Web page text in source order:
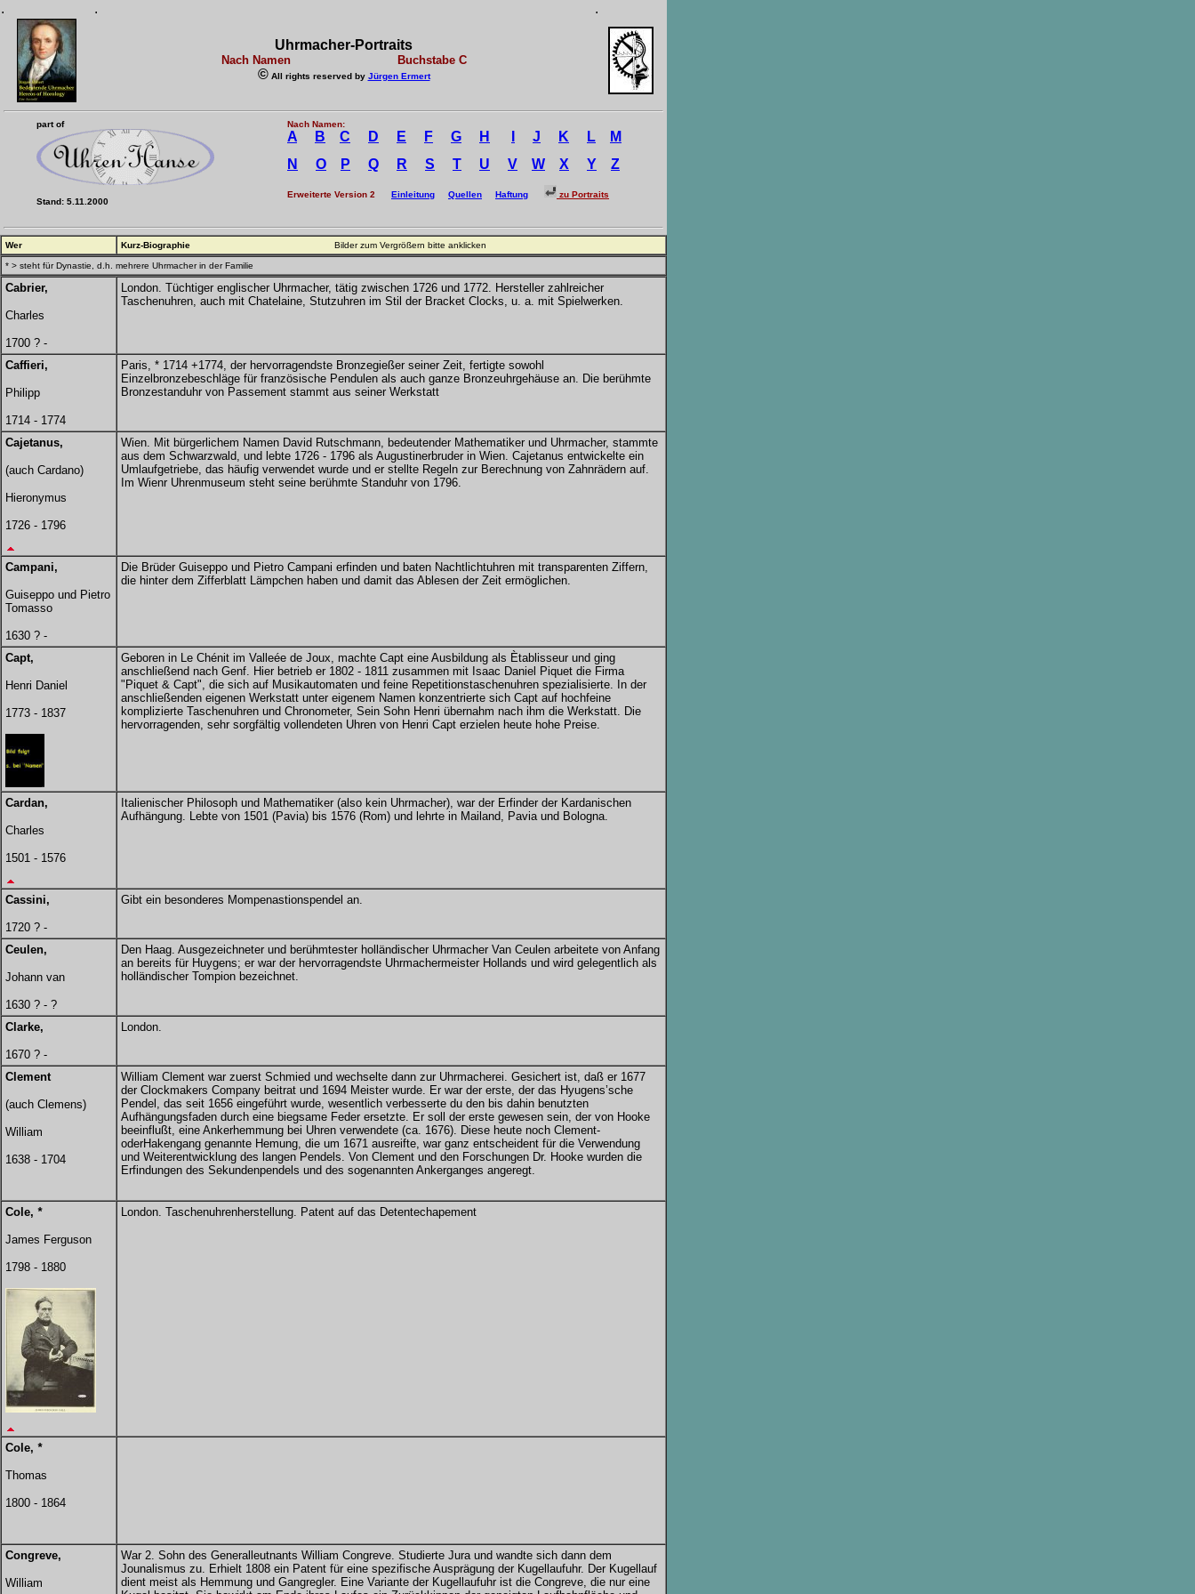
. . .
Uhrmacher-Portraits
Nach Namen Buchstabe C
©All rights reserved by Jürgen Ermert
part of
Stand: 5.11.2000
Nach Namen:
A B C D E F G H J K L
M
N
O P Q R S T U V W X Y Z
Erweiterte Version 2 Einleitung Quellen Haftung zu Portraits
Wer Kurz-Biographie Bilder zum Vergrößern bitte anklicken
* > steht für Dynastie, d.h. mehrere Uhrmacher in der Familie
Cabrier,
Charles
1700 ? -
London. Tüchtiger englischer Uhrmacher, tätig zwischen 1726 und 1772. Hersteller zahlreicher
Taschenuhren, auch mit Chatelaine, Stutzuhren im Stil der Bracket Clocks, u. a. mit Spielwerken.
Caffieri,
Philipp
1714 - 1774
Paris, * 1714 +1774, der hervorragendste Bronzegießer seiner Zeit, fertigte sowohl
Einzelbronzebeschläge für französische Pendulen als auch ganze Bronzeuhrgehäuse an. Die berühmte
Bronzestanduhr von Passement stammt aus seiner Werkstatt
Cajetanus,
(auch Cardano)
Hieronymus
1726 - 1796
Wien. Mit bürgerlichem Namen David Rutschmann, bedeutender Mathematiker und Uhrmacher, stammte
aus dem Schwarzwald, und lebte 1726 - 1796 als Augustinerbruder in Wien. Cajetanus entwickelte ein
Umlaufgetriebe, das häufig verwendet wurde und er stellte Regeln zur Berechnung von Zahnrädern auf.
Im Wienr Uhrenmuseum steht seine berühmte Standuhr von 1796.
Campani,
Guiseppo und Pietro
Tomasso
1630 ? -
Die Brüder Guiseppo und Pietro Campani erfinden und baten Nachtlichtuhren mit transparenten Ziffern,
die hinter dem Zifferblatt Lämpchen haben und damit das Ablesen der Zeit ermöglichen.
Capt,
Henri Daniel
1773 - 1837
Geboren in Le Chénit im Valleée de Joux, machte Capt eine Ausbildung als Ètablisseur und ging
anschließend nach Genf. Hier betrieb er 1802 - 1811 zusammen mit Isaac Daniel Piquet die Firma
"Piquet & Capt", die sich auf Musikautomaten und feine Repetitionstaschenuhren spezialisierte. In der
anschließenden eigenen Werkstatt unter eigenem Namen konzentrierte sich Capt auf hochfeine
komplizierte Taschenuhren und Chronometer, Sein Sohn Henri übernahm nach ihm die Werkstatt. Die
hervorragenden, sehr sorgfältig vollendeten Uhren von Henri Capt erzielen heute hohe Preise.
Cardan,
Charles
1501 - 1576
Italienischer Philosoph und Mathematiker (also kein Uhrmacher), war der Erfinder der Kardanischen
Aufhängung. Lebte von 1501 (Pavia) bis 1576 (Rom) und lehrte in Mailand, Pavia und Bologna.
Cassini,
1720 ? -
Gibt ein besonderes Mompenastionspendel an.
Ceulen,
Johann van
1630 ? - ?
Den Haag. Ausgezeichneter und berühmtester holländischer Uhrmacher Van Ceulen arbeitete von Anfang
an bereits für Huygens; er war der hervorragendste Uhrmachermeister Hollands und wird gelegentlich als
holländischer Tompion bezeichnet.
Clarke,
1670 ? -
London.
Clement
(auch Clemens)
William
1638 - 1704
William Clement war zuerst Schmied und wechselte dann zur Uhrmacherei. Gesichert ist, daß er 1677
der Clockmakers Company beitrat und 1694 Meister wurde. Er war der erste, der das Hyugens’sche
Pendel, das seit 1656 eingeführt wurde, wesentlich verbesserte du den bis dahin benutzten
Aufhängungsfaden durch eine biegsame Feder ersetzte. Er soll der erste gewesen sein, der von Hooke
beeinflußt, eine Ankerhemmung bei Uhren verwendete (ca. 1676). Diese heute noch Clement-
oderHakengang genannte Hemung, die um 1671 ausreifte, war ganz entscheident für die Verwendung
und Weiterentwicklung des langen Pendels. Von Clement und den Forschungen Dr. Hooke wurden die
Erfindungen des Sekundenpendels und des sogenannten Ankerganges angeregt.
Cole, *
James Ferguson
1798 - 1880
London. Taschenuhrenherstellung. Patent auf das Detentechapement
Cole, *
Thomas
1800 - 1864
Congreve,
William
War 2. Sohn des Generalleutnants William Congreve. Studierte Jura und wandte sich dann dem
Jounalismus zu. Erhielt 1808 ein Patent für eine spezifische Ausprägung der Kugellaufuhr. Der Kugellauf
dient meist als Hemmung und Gangregler. Eine Variante der Kugellaufuhr ist die Congreve, die nur eine